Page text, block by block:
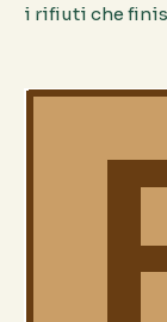
i rifiuti che